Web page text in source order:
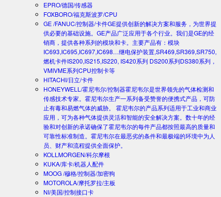
EPRO/德国/传感器
FOXBORO/福克斯波罗/CPU
GE /FANUC/控制器/卡件GE提供创新的解决方案和服务，为世界提
供必要的基础设施。GE产品广泛应用于各个行业。我们是GE的经
销商，提供各种系列的模块和卡。主要产品有：模块
IC693,IC695,IC697,IC698…继电保护装置,SR469,SR369,SR750,
燃机卡件IS200,IS215,IS220, IS420系列 DS200系列DS380系列，
VMIVME系列CPU控制卡等
HITACHI/日立/卡件
HONEYWELL/霍尼韦尔/控制器霍尼韦尔是世界领先的气体检测和
传感技术专家。霍尼韦尔生产一系列备受赞誉的便携式产品，可防
止有毒和易燃气体的威胁。 霍尼韦尔的产品系列适用于工业和商业
应用，可为各种气体提供灵活和智能的安全解决方案。数十年的经
验和对创新的承诺确保了霍尼韦尔的每件产品都按照最高的质量和
可靠性标准制造。霍尼韦尔在最恶劣的条件和最极端的环境中为人
员、财产和流程提供全面保护。
KOLLMORGEN/科尔摩根
KUKA/库卡/机器人配件
MOOG /穆格/控制器/加密狗
MOTOROLA/摩托罗拉/主板
NI/美国/控制接口卡